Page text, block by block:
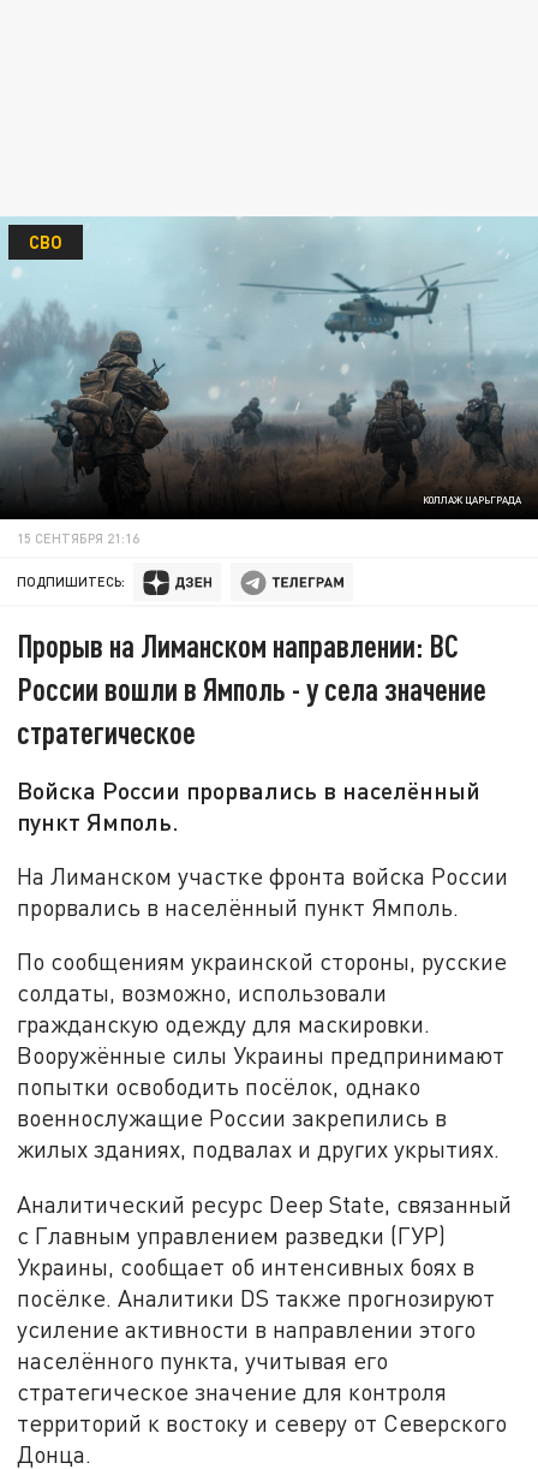
КОЛЛАЖ ЦАРЬГРАДА
СВО
15 СЕНТЯБРЯ 21:16
ПОДПИШИТЕСЬ:
Прорыв на Лиманском направлении: ВС
России вошли в Ямполь - у села значение
стратегическое
Войска России прорвались в населённый
пункт Ямполь.
На Лиманском участке фронта войска России
прорвались в населённый пункт Ямполь.
По сообщениям украинской стороны, русские
солдаты, возможно, использовали
гражданскую одежду для маскировки.
Вооружённые силы Украины предпринимают
попытки освободить посёлок, однако
военнослужащие России закрепились в
жилых зданиях, подвалах и других укрытиях.
Аналитический ресурс Deep State, связанный
с Главным управлением разведки (ГУР)
Украины, сообщает об интенсивных боях в
посёлке. Аналитики DS также прогнозируют
усиление активности в направлении этого
населённого пункта, учитывая его
стратегическое значение для контроля
территорий к востоку и северу от Северского
Донца.